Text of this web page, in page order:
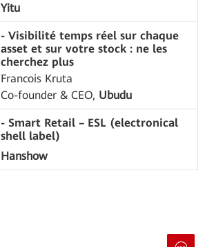
Yitu
- Visibilité temps réel sur chaque
asset et sur votre stock : ne les
cherchez plus
Francois Kruta
Co-founder & CEO, Ubudu
- Smart Retail – ESL (electronical
shell label)
Hanshow